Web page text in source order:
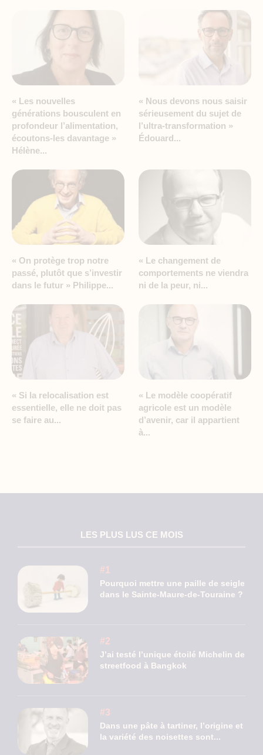
« Les nouvelles
générations bousculent en
profondeur l’alimentation,
écoutons-les davantage »
Hélène...
« Nous devons nous saisir
sérieusement du sujet de
l’ultra-transformation »
Édouard...
« On protège trop notre
passé, plutôt que s’investir
dans le futur » Philippe...
« Le changement de
comportements ne viendra
ni de la peur, ni...
« Si la relocalisation est
essentielle, elle ne doit pas
se faire au...
« Le modèle coopératif
agricole est un modèle
d’avenir, car il appartient
à...
LES PLUS LUS CE MOIS
Pourquoi mettre une paille de seigle
dans le Sainte-Maure-de-Touraine ?
J’ai testé l’unique étoilé Michelin de
streetfood à Bangkok
Dans une pâte à tartiner, l’origine et
la variété des noisettes sont...